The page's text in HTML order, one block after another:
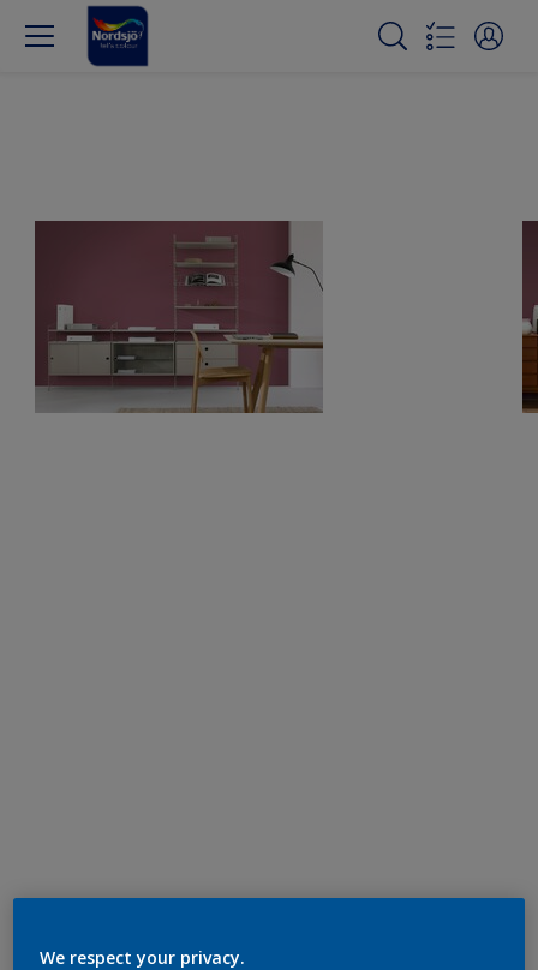
We respect your privacy.